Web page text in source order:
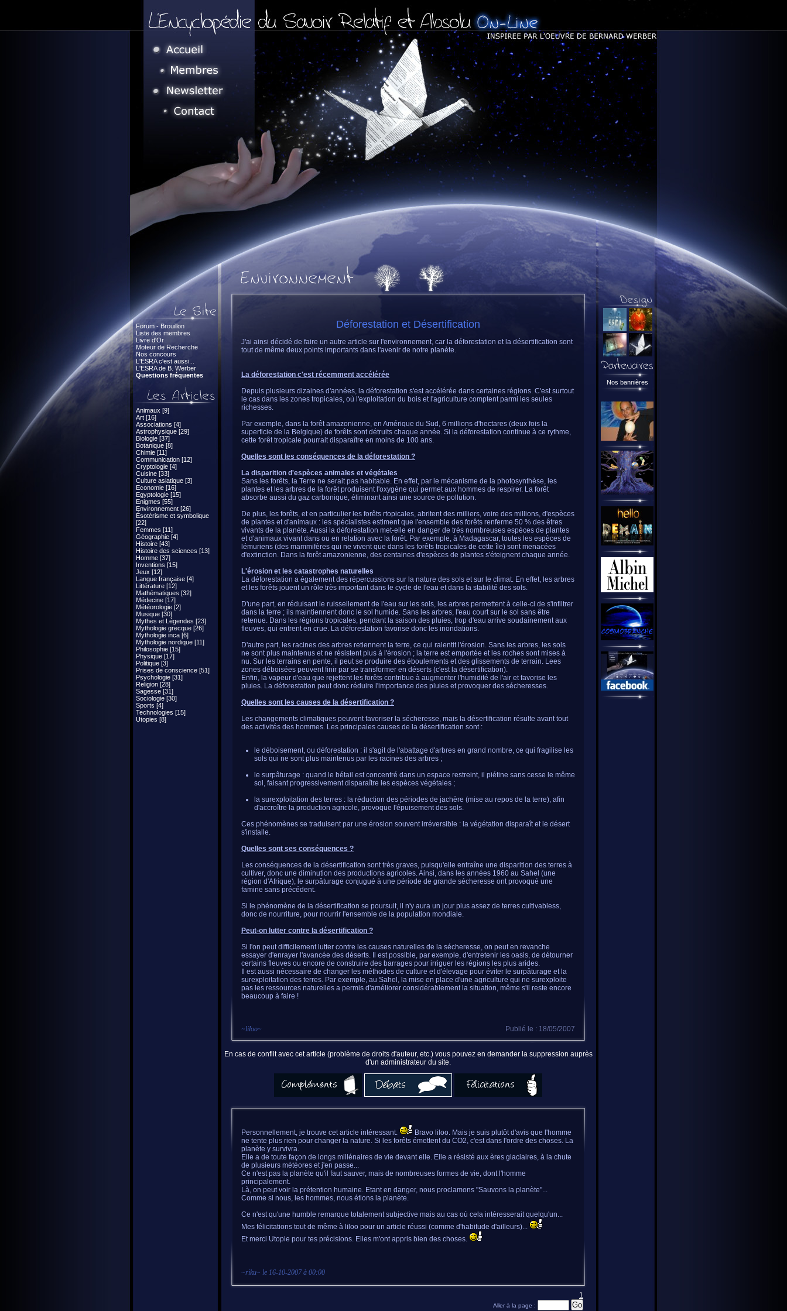
Forum - Brouillon
Liste des membres
Livre d'Or
Moteur de Recherche
Nos concours
L'ESRA c'est aussi...
L'ESRA de B. Werber
Questions fréquentes
Animaux [9]
Art [16]
Associations [4]
Astrophysique [29]
Biologie [37]
Botanique [8]
Chimie [11]
Communication [12]
Cryptologie [4]
Cuisine [33]
Culture asiatique [3]
Economie [16]
Egyptologie [15]
Enigmes [55]
Environnement [26]
Ésotérisme et symbolique
[22]
Femmes [11]
Géographie [4]
Histoire [43]
Histoire des sciences [13]
Homme [37]
Inventions [15]
Jeux [12]
Langue française [4]
Littérature [12]
Mathématiques [32]
Médecine [17]
Météorologie [2]
Musique [30]
Mythes et Légendes [23]
Mythologie grecque [26]
Mythologie inca [6]
Mythologie nordique [11]
Philosophie [15]
Physique [17]
Politique [3]
Prises de conscience [51]
Psychologie [31]
Religion [28]
Sagesse [31]
Sociologie [30]
Sports [4]
Technologies [15]
Utopies [8]
Déforestation et Désertification
J'ai ainsi décidé de faire un autre article sur l'environnement, car la déforestation et la désertification sont
tout de même deux points importants dans l'avenir de notre planète.
La déforestation c'est récemment accélérée
Depuis plusieurs dizaines d'années, la déforestation s'est accélérée dans certaines régions. C'est surtout
le cas dans les zones tropicales, où l'exploitation du bois et l'agriculture comptent parmi les seules
richesses.
Par exemple, dans la forêt amazonienne, en Amérique du Sud, 6 millions d'hectares (deux fois la
superficie de la Belgique) de forêts sont détruits chaque année. Si la déforestation continue à ce rythme,
cette forêt tropicale pourrait disparaître en moins de 100 ans.
Quelles sont les conséquences de la déforestation ?
La disparition d'espèces animales et végétales
Sans les forêts, la Terre ne serait pas habitable. En effet, par le mécanisme de la photosynthèse, les
plantes et les arbres de la forêt produisent l'oxygène qui permet aux hommes de respirer. La forêt
absorbe aussi du gaz carbonique, éliminant ainsi une source de pollution.
De plus, les forêts, et en particulier les forêts rtopicales, abritent des milliers, voire des millions, d'espèces
de plantes et d'animaux : les spécialistes estiment que l'ensemble des forêts renferme 50 % des êtres
vivants de la planète. Aussi la déforestation met-elle en danger de très nombreuses espèces de plantes
et d'animaux vivant dans ou en relation avec la forêt. Par exemple, à Madagascar, toutes les espèces de
lémuriens (des mammifères qui ne vivent que dans les forêts tropicales de cette île) sont menacées
d'extinction. Dans la forêt amazonienne, des centaines d'espèces de plantes s'éteignent chaque année.
L'érosion et les catastrophes naturelles
La déforestation a également des répercussions sur la nature des sols et sur le climat. En effet, les arbres
et les forêts jouent un rôle très important dans le cycle de l'eau et dans la stabilité des sols.
D'une part, en réduisant le ruissellement de l'eau sur les sols, les arbres permettent à celle-ci de s'infiltrer
dans la terre ; ils maintiennent donc le sol humide. Sans les arbres, l'eau court sur le sol sans être
retenue. Dans les régions tropicales, pendant la saison des pluies, trop d'eau arrive soudainement aux
fleuves, qui entrent en crue. La déforestation favorise donc les inondations.
D'autre part, les racines des arbres retiennent la terre, ce qui ralentit l'érosion. Sans les arbres, les sols
ne sont plus maintenus et ne résistent plus à l'érosion ; la terre est emportée et les roches sont mises à
nu. Sur les terrains en pente, il peut se produire des éboulements et des glissements de terrain. Lees
zones déboisées peuvent finir par se transformer en déserts (c'est la désertification).
Enfin, la vapeur d'eau que rejettent les forêts contribue à augmenter l'humidité de l'air et favorise les
pluies. La déforestation peut donc réduire l'importance des pluies et provoquer des sécheresses.
Quelles sont les causes de la désertification ?
Les changements climatiques peuvent favoriser la sécheresse, mais la désertification résulte avant tout
des activités des hommes. Les principales causes de la désertification sont :
le déboisement, ou déforestation : il s'agit de l'abattage d'arbres en grand nombre, ce qui fragilise les
sols qui ne sont plus maintenus par les racines des arbres ;
le surpâturage : quand le bétail est concentré dans un espace restreint, il piétine sans cesse le même
sol, faisant progressivement disparaître les espèces végétales ;
la surexploitation des terres : la réduction des périodes de jachère (mise au repos de la terre), afin
d'accroître la production agricole, provoque l'épuisement des sols.
Ces phénomènes se traduisent par une érosion souvent irréversible : la végétation disparaît et le désert
s'installe.
Quelles sont ses conséquences ?
Les conséquences de la désertification sont très graves, puisqu'elle entraîne une disparition des terres à
cultiver, donc une diminution des productions agricoles. Ainsi, dans les années 1960 au Sahel (une
région d'Afrique), le surpâturage conjugué à une période de grande sécheresse ont provoqué une
famine sans précédent.
Si le phénomène de la désertification se poursuit, il n'y aura un jour plus assez de terres cultivabless,
donc de nourriture, pour nourrir l'ensemble de la population mondiale.
Peut-on lutter contre la désertification ?
Si l'on peut difficilement lutter contre les causes naturelles de la sécheresse, on peut en revanche
essayer d'enrayer l'avancée des déserts. Il est possible, par exemple, d'entretenir les oasis, de détourner
certains fleuves ou encore de construire des barrages pour irriguer les régions les plus arides.
Il est aussi nécessaire de changer les méthodes de culture et d'élevage pour éviter le surpâturage et la
surexploitation des terres. Par exemple, au Sahel, la mise en place d'une agriculture qui ne surexploite
pas les ressources naturelles a permis d'améliorer considérablement la situation, même s'il reste encore
beaucoup à faire !
~liloo~ Publié le : 18/05/2007
En cas de conflit avec cet article (problème de droits d'auteur, etc.) vous pouvez en demander la suppression auprès
d'un administrateur du site.
Personnellement, je trouve cet article intéressant.
Bravo liloo. Mais je suis plutôt d'avis que l'homme
ne tente plus rien pour changer la nature. Si les forêts émettent du CO2, c'est dans l'ordre des choses. La
planète y survivra.
Elle a de toute façon de longs millénaires de vie devant elle. Elle a résisté aux ères glaciaires, à la chute
de plusieurs météores et j'en passe...
Ce n'est pas la planète qu'il faut sauver, mais de nombreuses formes de vie, dont l'homme
principalement.
Là, on peut voir la prétention humaine. Etant en danger, nous proclamons "Sauvons la planète"...
Comme si nous, les hommes, nous étions la planète.
Ce n'est qu'une humble remarque totalement subjective mais au cas où cela intéresserait quelqu'un...
Mes félicitations tout de même à liloo pour un article réussi (comme d'habitude d'ailleurs)...
Et merci Utopie pour tes précisions. Elles m'ont appris bien des choses.
~riku~ le 16-10-2007 à 00:00
1
Aller à la page :
Nos bannières